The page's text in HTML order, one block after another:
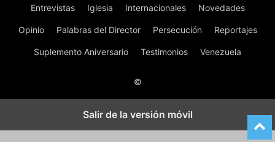
Entrevistas Iglesia Internacionales Novedades
Opinio Palabras del Director Persecución Reportajes
Suplemento Aniversario Testimonios Venezuela
©
Salir de la versión móvil